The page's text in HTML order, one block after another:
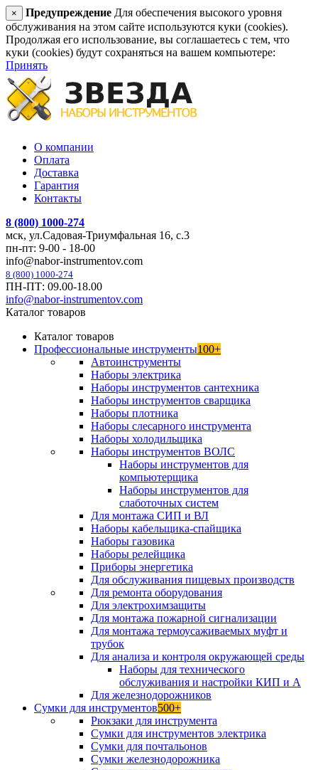
× Предупреждение Для обеспечения высокого уровня
обслуживания на этом сайте используются куки (cookies).
Продолжая его использование, вы соглашаетесь с тем, что
куки (cookies) будут сохраняться на вашем компьютере:
Принять
О компании
Оплата
Доставка
Гарантия
Контакты
8 (800) 1000-274
мск, ул.Садовая-Триумфальная 16, с.3
пн-пт: 9-00 - 18-00
info@nabor-instrumentov.com
8 (800) 1000-274
ПН-ПТ: 09.00-18.00
info@nabor-instrumentov.com
Каталог товаров
Каталог товаров
Профессиональные инструменты100+
Автоинструменты
Наборы электрика
Наборы инструментов сантехника
Наборы инструментов сварщика
Наборы плотника
Наборы слесарного инструмента
Наборы холодильщика
Наборы инструментов ВОЛС
Наборы инструментов для
компьютерщика
Наборы инструментов для
слаботочных систем
Для монтажа СИП и ВЛ
Наборы кабельщика-спайщика
Наборы газовика
Наборы релейщика
Приборы энергетика
Для обслуживания пищевых производств
Для ремонта оборудования
Для электрохимзащиты
Для монтажа пожарной сигнализации
Для монтажа термоусаживаемых муфт и
трубок
Для анализа и контроля окружающей среды
Наборы для технического
обслуживания и настройки КИП и А
Для железнодорожников
Сумки для инструментов500+
Рюкзаки для инструмента
Сумки для инструментов электрика
Сумки для почтальонов
Сумки железнодорожника